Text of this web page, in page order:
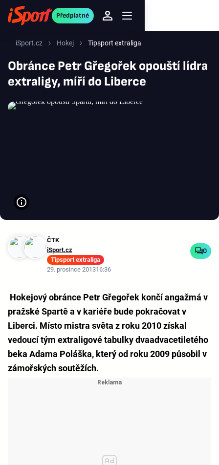
Předplatné
iSport.cz Hokej Tipsport extraliga
Obránce Petr Gřegořek opouští lídra
extraligy, míří do Liberce
ČTK
iSport.cz
Tipsport extraliga
29. prosince 201316:36
0
Hokejový obránce Petr Gřegořek končí angažmá v
pražské Spartě a v kariéře bude pokračovat v
Liberci. Místo mistra světa z roku 2010 získal
vedoucí tým extraligové tabulky dvaadvacetiletého
beka Adama Poláška, který od roku 2009 působil v
zámořských soutěžích.